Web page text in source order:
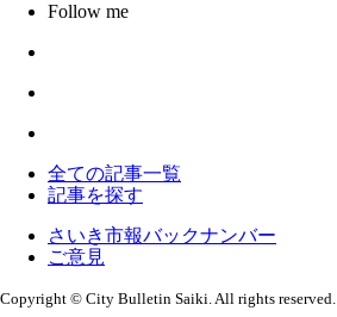
Follow me
全ての記事一覧
記事を探す
さいき市報バックナンバー
ご意見
Copyright © City Bulletin Saiki. All rights reserved.